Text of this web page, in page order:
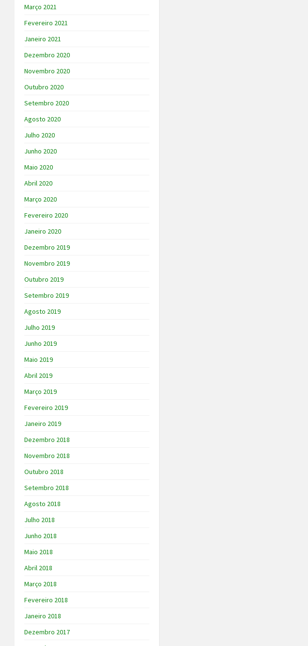
Março 2021
Fevereiro 2021
Janeiro 2021
Dezembro 2020
Novembro 2020
Outubro 2020
Setembro 2020
Agosto 2020
Julho 2020
Junho 2020
Maio 2020
Abril 2020
Março 2020
Fevereiro 2020
Janeiro 2020
Dezembro 2019
Novembro 2019
Outubro 2019
Setembro 2019
Agosto 2019
Julho 2019
Junho 2019
Maio 2019
Abril 2019
Março 2019
Fevereiro 2019
Janeiro 2019
Dezembro 2018
Novembro 2018
Outubro 2018
Setembro 2018
Agosto 2018
Julho 2018
Junho 2018
Maio 2018
Abril 2018
Março 2018
Fevereiro 2018
Janeiro 2018
Dezembro 2017